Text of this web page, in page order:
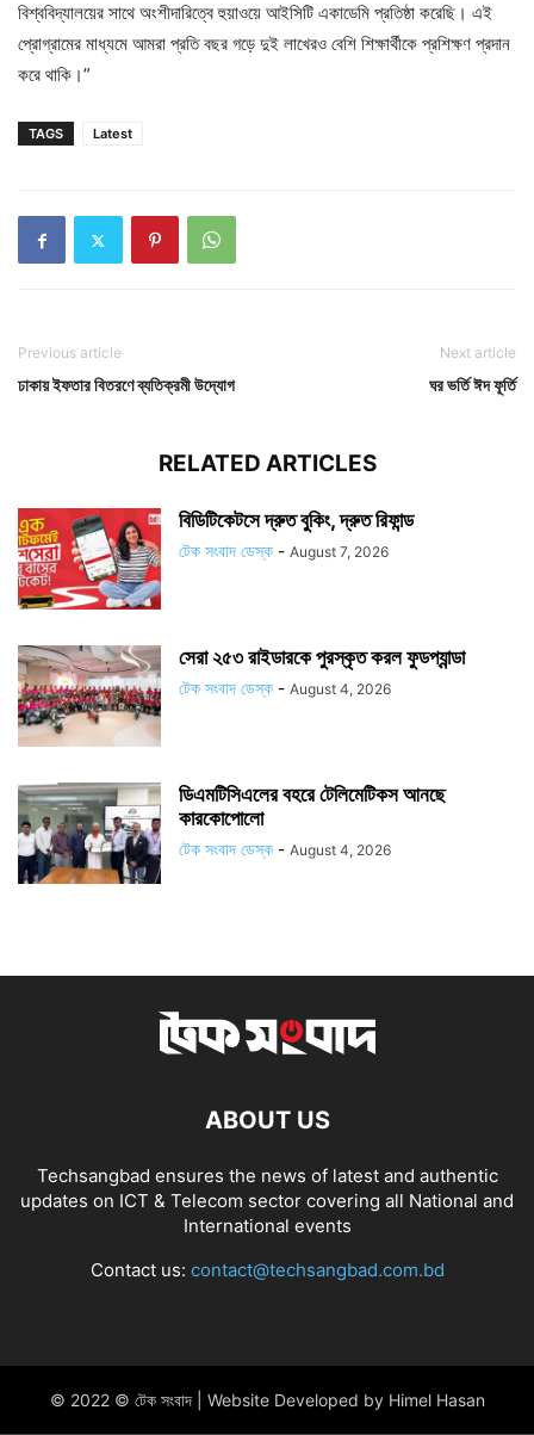
বিশ্ববিদ্যালয়ের সাথে অংশীদারিত্বে হুয়াওয়ে আইসিটি একাডেমি প্রতিষ্ঠা করেছি। এই
প্রোগ্রামের মাধ্যমে আমরা প্রতি বছর গড়ে দুই লাখেরও বেশি শিক্ষার্থীকে প্রশিক্ষণ প্রদান
করে থাকি।”
TAGS Latest
Previous article
ঢাকায় ইফতার বিতরণে ব্যতিক্রমী উদ্যোগ
Next article
ঘর ভর্তি ঈদ ফূর্তি
RELATED ARTICLES
বিডিটিকেটসে দ্রুত বুকিং, দ্রুত রিফান্ড
টেক সংবাদ ডেস্ক - August 7, 2026
সেরা ২৫৩ রাইডারকে পুরস্কৃত করল ফুডপ্যান্ডা
টেক সংবাদ ডেস্ক - August 4, 2026
ডিএমটিসিএলের বহরে টেলিমেটিকস আনছে
কারকোপোলো
টেক সংবাদ ডেস্ক - August 4, 2026
ABOUT US
Techsangbad ensures the news of latest and authentic
updates on ICT & Telecom sector covering all National and
International events
Contact us: contact@techsangbad.com.bd
© 2022 © টেক সংবাদ | Website Developed by Himel Hasan